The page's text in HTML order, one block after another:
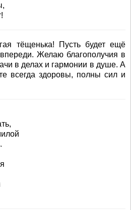
тёщенька! Пусть будет ещё
Желаю благополучия в
в делах и гармонии в душе. А
всегда здоровы, полны сил и